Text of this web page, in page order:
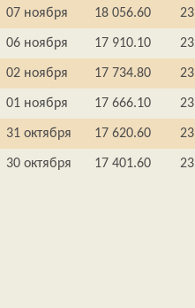
07 ноября 18 056.60
06 ноября 17 910.10
02 ноября 17 734.80
01 ноября 17 666.10
31 октября 17 620.60
30 октября 17 401.60